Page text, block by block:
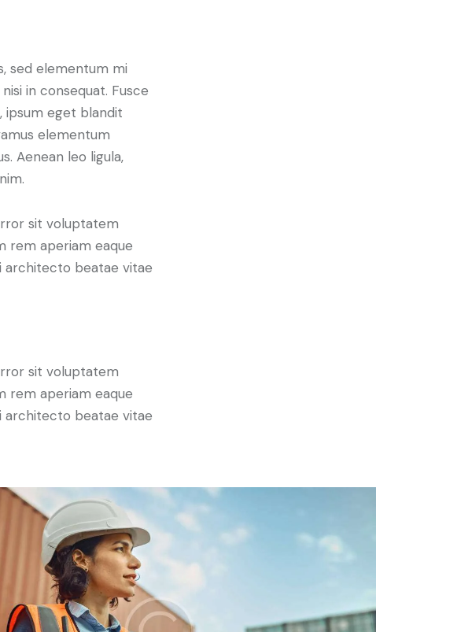
sed elementum mi
in consequat. Fusce
ipsum eget blandit
elementum
Aenean leo ligula,
sit voluptatem
rem aperiam eaque
architecto beatae vitae
sit voluptatem
rem aperiam eaque
architecto beatae vitae